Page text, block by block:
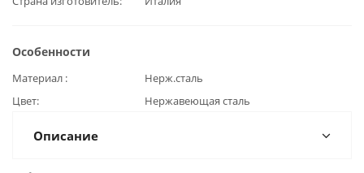
Особенности
Материал
Нерж.сталь
Цвет
Нержавеющая сталь
Описание